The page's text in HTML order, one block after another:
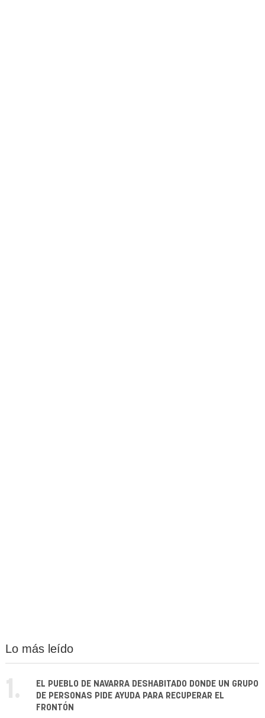
Lo más leído
1.
EL PUEBLO DE NAVARRA DESHABITADO DONDE UN GRUPO
DE PERSONAS PIDE AYUDA PARA RECUPERAR EL
FRONTÓN